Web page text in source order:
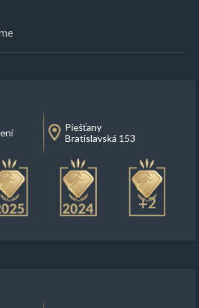
Piešťany
Bratislavská 153
+2